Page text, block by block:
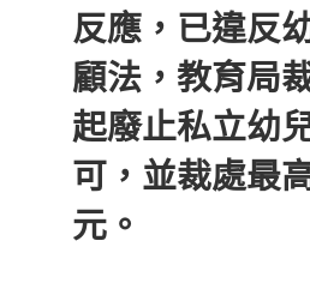
反應，已違反
顧法，教育局
起廢止私立幼
可，並裁處最
元。